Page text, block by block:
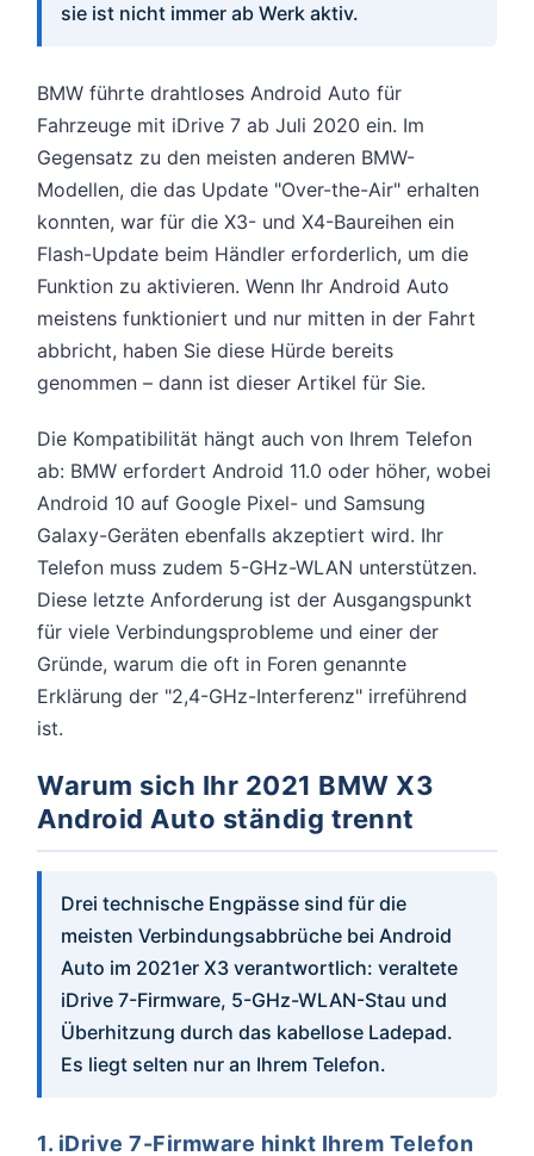
sie ist nicht immer ab Werk aktiv.
BMW führte drahtloses Android Auto für
Fahrzeuge mit iDrive 7 ab Juli 2020 ein. Im
Gegensatz zu den meisten anderen BMW-
Modellen, die das Update "Over-the-Air" erhalten
konnten, war für die X3- und X4-Baureihen ein
Flash-Update beim Händler erforderlich, um die
Funktion zu aktivieren. Wenn Ihr Android Auto
meistens funktioniert und nur mitten in der Fahrt
abbricht, haben Sie diese Hürde bereits
genommen – dann ist dieser Artikel für Sie.
Die Kompatibilität hängt auch von Ihrem Telefon
ab: BMW erfordert Android 11.0 oder höher, wobei
Android 10 auf Google Pixel- und Samsung
Galaxy-Geräten ebenfalls akzeptiert wird. Ihr
Telefon muss zudem 5-GHz-WLAN unterstützen.
Diese letzte Anforderung ist der Ausgangspunkt
für viele Verbindungsprobleme und einer der
Gründe, warum die oft in Foren genannte
Erklärung der "2,4-GHz-Interferenz" irreführend
ist.
Warum sich Ihr 2021 BMW X3
Android Auto ständig trennt
Drei technische Engpässe sind für die
meisten Verbindungsabbrüche bei Android
Auto im 2021er X3 verantwortlich: veraltete
iDrive 7-Firmware, 5-GHz-WLAN-Stau und
Überhitzung durch das kabellose Ladepad.
Es liegt selten nur an Ihrem Telefon.
1. iDrive 7-Firmware hinkt Ihrem Telefon